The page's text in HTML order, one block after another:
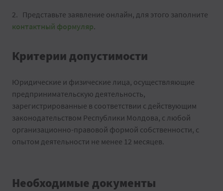
Представьте заявление онлайн, для этого заполните
контактный формуляр.
Критерии допустимости
Юридические и физические лица, осуществляющие
предпринимательскую деятельность,
зарегистрированные в соответствии с действующим
законодательством Республики Молдова, с любой
организационно-правовой формой собственности, с
опытом деятельности не менее 12 месяцев.
Необходимые документы